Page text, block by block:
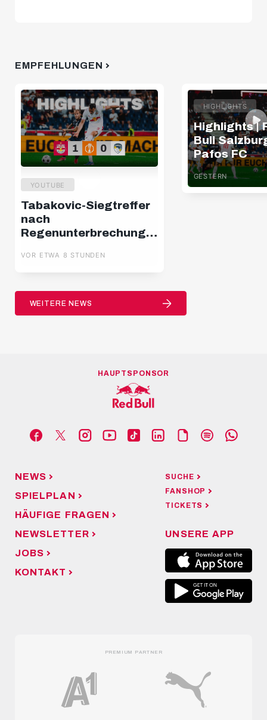
EMPFEHLUNGEN
YOUTUBE
Tabakovic-Siegtreffer
nach
Regenunterbrechung:
Highlights | Europa
VOR ETWA 8 STUNDEN
HIGHLIGHTS
Highlights |
Bull
Pafos FC
GESTERN
WEITERE NEWS
HAUPTSPONSOR
NEWS
SPIELPLAN
HÄUFIGE FRAGEN
NEWSLETTER
JOBS
KONTAKT
SUCHE
FANSHOP
TICKETS
UNSERE APP
PREMIUM PARTNER